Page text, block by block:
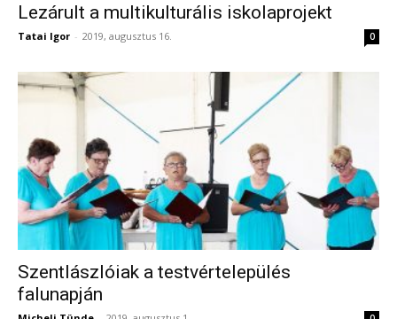
Lezárult a multikulturális iskolaprojekt
Tatai Igor - 2019, augusztus 16. 0
Szentlászlóiak a testvértelepülés
falunapján